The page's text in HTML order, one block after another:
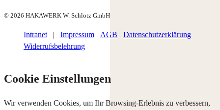
© 2026 HAKAWERK W. Schlotz GmbH
Intranet | Impressum AGB
Datenschutzerklärung
Widerrufsbelehrung
Cookie Einstellungen
Wir verwenden Cookies, um Ihr Browsing-Erlebnis zu verbessern,